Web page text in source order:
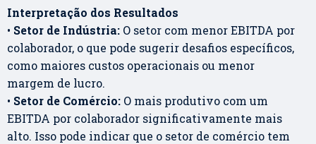
Interpretação dos Resultados
• Setor de Indústria: O setor com menor EBITDA por
colaborador, o que pode sugerir desafios específicos,
como maiores custos operacionais ou menor
margem de lucro.
• Setor de Comércio: O mais produtivo com um
EBITDA por colaborador significativamente mais
alto. Isso pode indicar que o setor de comércio tem